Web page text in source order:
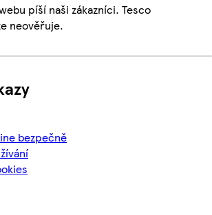
píší naši zákazníci. Tesco
neověřuje.
bezpečně